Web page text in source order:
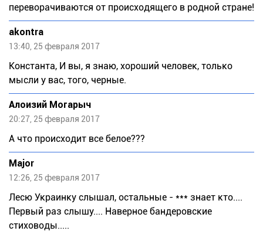
переворачиваются от происходящего в родной стране!
akontra
13:40, 25 февраля 2017
Константа, И вы, я знаю, хороший человек, только
мысли у вас, того, черные.
Алоизий Могарыч
20:27, 25 февраля 2017
А что происходит все белое???
Major
12:26, 25 февраля 2017
Лесю Украинку слышал, остальные - *** знает кто....
Первый раз слышу.... Наверное бандеровские
стиховоды.....